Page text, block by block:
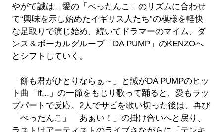
やがて誠は、愛の「ぺったんこ」のリズムに合わせ
て“興味を示し始めたイギリス人たち”の模様を軽快
な足取りで演じ始め、続いてドラマーのマイム、ダ
ンス＆ボーカルグループ「DA PUMP」のKENZOへ
とシフトしていく。
「餅も君がひとりならぁ～」と誠がDA PUMPのヒッ
ト曲「if...」の一節をもじり歌って踊ると、愛もラッ
プパートで反応。2人でサビを歌い切った後は、再び
「ぺったんこ」「あぁい！」の掛け合いへと戻り、